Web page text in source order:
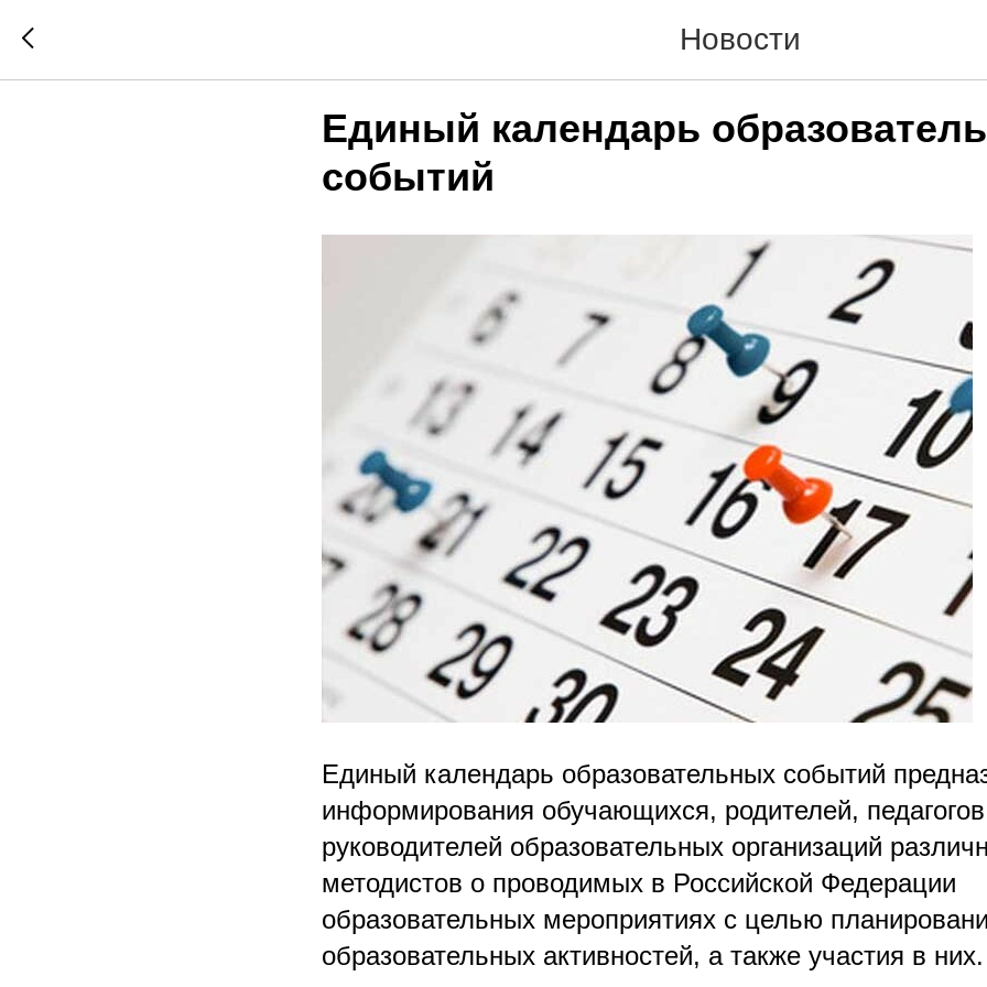
Новости
Единый календарь
событий
Единый календарь образовательных событий
информирования обучающихся, родителей,
руководителей образовательных организаций
методистов о проводимых в Российской Федерации
образовательных мероприятиях с целью
образовательных активностей, а также участия в них.